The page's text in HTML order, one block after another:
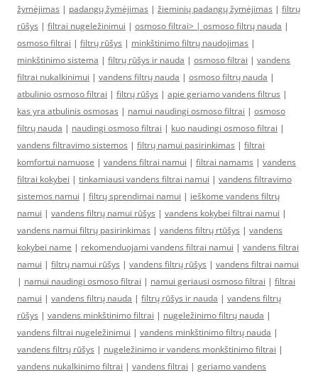
žymėjimas | padangų žymėjimas | žieminių padangų žymėjimas | filtrų
rūšys | filtrai nugeležinimui | osmoso filtrai> | osmoso filtrų nauda |
osmoso filtrai | filtrų rūšys | minkštinimo filtrų naudojimas |
minkštinimo sistema | filtrų rūšys ir nauda | osmoso filtrai | vandens
filtrai nukalkinimui | vandens filtrų nauda | osmoso filtrų nauda |
atbulinio osmoso filtrai | filtrų rūšys | apie geriamo vandens filtrus |
kas yra atbulinis osmosas | namui naudingi osmoso filtrai | osmoso
filtrų nauda | naudingi osmoso filtrai | kuo naudingi osmoso filtrai |
vandens filtravimo sistemos | filtrų namui pasirinkimas | filtrai
komfortui namuose | vandens filtrai namui | filtrai namams | vandens
filtrai kokybei | tinkamiausi vandens filtrai namui | vandens filtravimo
sistemos namui | filtrų sprendimai namui | ieškome vandens filtrų
namui | vandens filtrų namui rūšys | vandens kokybei filtrai namui |
vandens namui filtrų pasirinkimas | vandens filtrų rtūšys | vandens
kokybei name | rekomenduojami vandens filtrai namui | vandens filtrai
namui | filtrų namui rūšys | vandens filtrų rūšys | vandens filtrai namui
| namui naudingi osmoso filtrai | namui geriausi osmoso filtrai | filtrai
namui | vandens filtrų nauda | filtrų rūšys ir nauda | vandens filtrų
rūšys | vandens minkštinimo filtrai | nugeležinimo filtrų nauda |
vandens filtrai nugeležinimui | vandens minkštinimo filtrų nauda |
vandens filtrų rūšys | nugeležinimo ir vandens monkštinimo filtrai |
vandens nukalkinimo filtrai | vandens filtrai | geriamo vandens